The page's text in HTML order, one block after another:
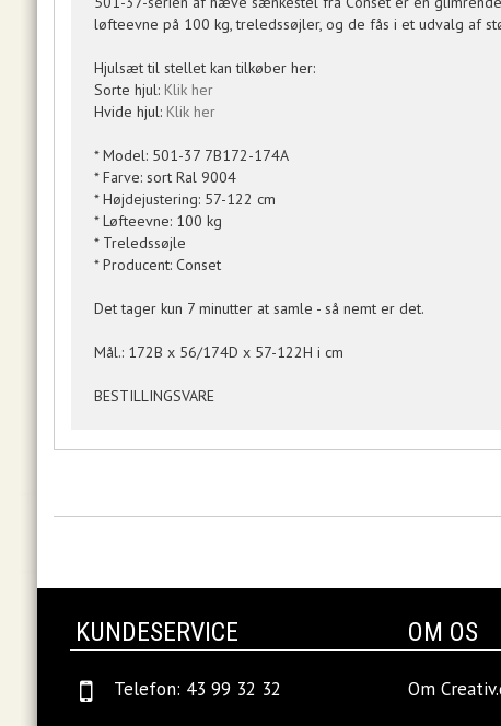
løfteevne på 100 kg, treledssøjler, og de fås i et udvalg af
Hjulsæt til stellet kan tilkøber her:
Sorte hjul: Klik her
Hvide hjul: Klik her
* Model: 501-37 7B172-174A
* Farve: sort Ral 9004
* Højdejustering: 57-122 cm
* Løfteevne: 100 kg
* Treledssøjle
* Producent: Conset
Det tager kun 7 minutter at samle - så nemt er det.
Mål.: 172B x 56/174D x 57-122H i cm
BESTILLINGSVARE
KUNDESERVICE
Telefon: 43 99 32 32
OM OS
Om